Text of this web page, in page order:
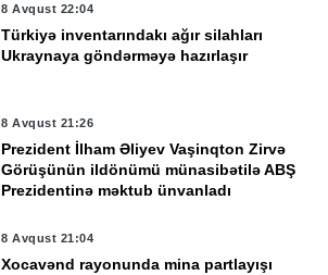
8 Avqust 22:04
Türkiyə inventarındakı ağır silahları
Ukraynaya göndərməyə hazırlaşır
8 Avqust 21:26
Prezident İlham Əliyev Vaşinqton Zirvə
Görüşünün ildönümü münasibətilə ABŞ
Prezidentinə məktub ünvanladı
8 Avqust 21:04
Xocavənd rayonunda mina partlayışı